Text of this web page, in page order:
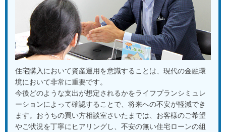
【外部リンク】一般社団法人 住宅購入支援協会
【外部リンク】日本全国70店舗 おうちの買い方相談室グループ
サイト
住宅購入において資産運用を意識することは、現代の金融環
境において非常に重要です。
今後どのような支出が想定されるかをライフプランシミュレ
ーションによって確認することで、将来への不安が軽減でき
ます。おうちの買い方相談室さいたまでは、お客様のご希望
やご状況を丁寧にヒアリングし、不安の無い住宅ローンの組